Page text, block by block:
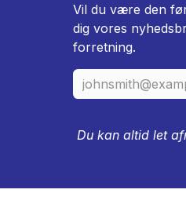
Vil du være den
dig vores
forretning.
Du kan altid let